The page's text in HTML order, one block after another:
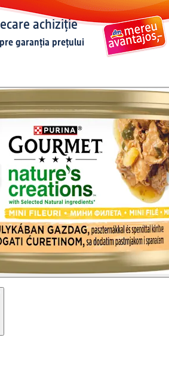
achiziție
garanția prețului